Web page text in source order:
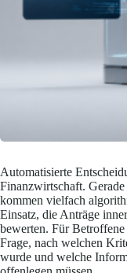
Automatisierte
Finanzwirtschaft.
kommen vielfach
Einsatz, die Anträge
bewerten. Für
Frage, nach welchen
wurde und welche